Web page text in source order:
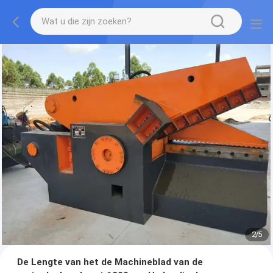
2/5
De Lengte van het de Machineblad van de